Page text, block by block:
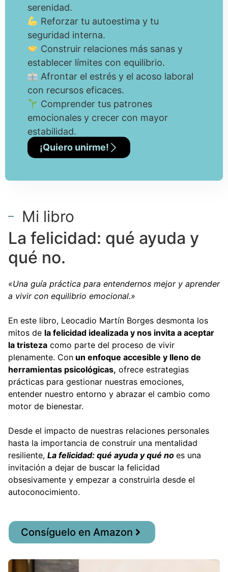
serenidad.
Reforzar tu autoestima y tu
seguridad interna.
Construir relaciones más sanas y
establecer límites con equilibrio.
Afrontar el estrés y el acoso laboral
con recursos eficaces.
Comprender tus patrones
emocionales y crecer con mayor
estabilidad.
¡Quiero unirme!
Mi libro
La felicidad: qué ayuda y
qué no.
«Una guía práctica para entendernos mejor y aprender
a vivir con equilibrio emocional.»
En este libro, Leocadio Martín Borges desmonta los
mitos de la felicidad idealizada y nos invita a aceptar
la tristeza como parte del proceso de vivir
plenamente. Con un enfoque accesible y lleno de
herramientas psicológicas, ofrece estrategias
prácticas para gestionar nuestras emociones,
entender nuestro entorno y abrazar el cambio como
motor de bienestar.
Desde el impacto de nuestras relaciones personales
hasta la importancia de construir una mentalidad
resiliente, La felicidad: qué ayuda y qué no es una
invitación a dejar de buscar la felicidad
obsesivamente y empezar a construirla desde el
autoconocimiento.
Consíguelo en Amazon